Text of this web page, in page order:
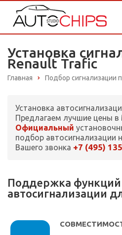
Установка
Renault Trafic
Главная Подбор сигнализации
Установка
Предлагаем лучшие цены в
Официальный
подбор автосигнализации
Вашего звонка +7 (495)
Поддержка функций
автосигнализации